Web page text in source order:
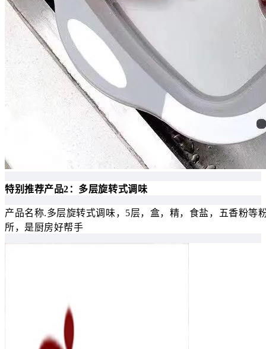
特别推荐产品2：多层旋转式调味
产品名称.多层旋转式调味，5层，盒，精，食盐，五香粉
所，是厨房好帮手